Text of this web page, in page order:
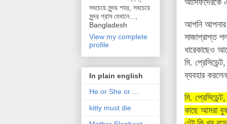
আপনি আপনার
সাজাপ্রাপ্ত
ধারেকাছেও
মি.
ব্যবহার
মি.
কাছে আমরা
সবচেয়ে সুন্দর শহর, সবচেয়ে
সুন্দর গ্রাম যেখানে...,
Bangladesh
View my complete
profile
In plain english
He or She or ...
kitty must die